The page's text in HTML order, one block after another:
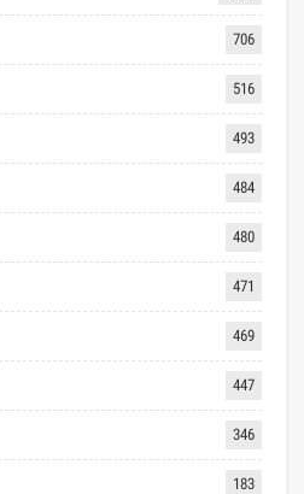
706
516
493
484
480
471
469
447
346
183